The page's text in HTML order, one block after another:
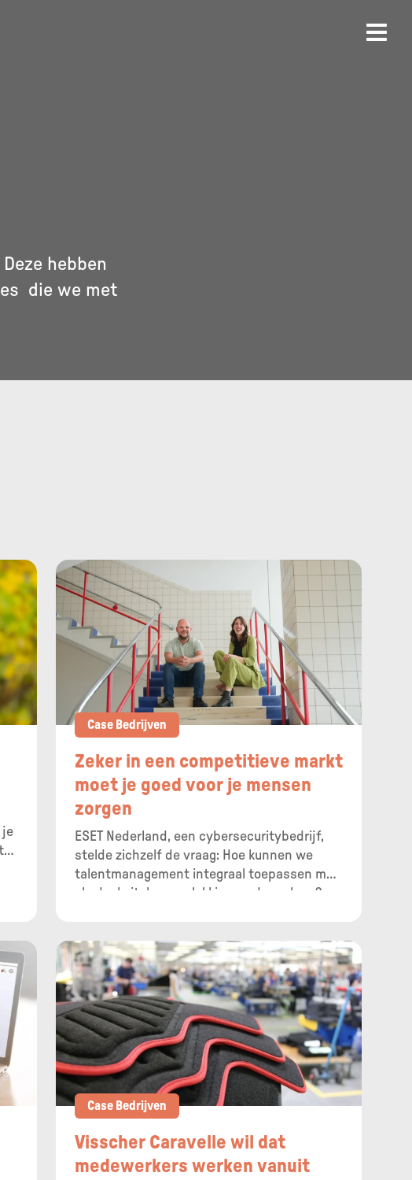
hebben
die we met
je
Zeker in een competitieve markt
moet je goed voor je mensen
zorgen
ESET Nederland, een cybersecuritybedrijf,
stelde zichzelf de vraag: Hoe kunnen we
talentmanagement integraal toepassen met
als doel vitale en gelukkige medewerkers?
Case Bedrijven
Visscher Caravelle wil dat
medewerkers werken vanuit
Case Bedrijven